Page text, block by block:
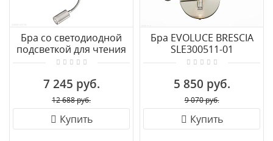
Бра cо светодиодной
подсветкой для чтения
EGLO PASTERI 96481
7 245 руб.
12 688 руб.
Купить
Бра EVOLUCE BRESCIA
SLE300511-01
5 850 руб.
9 070 руб.
Купить